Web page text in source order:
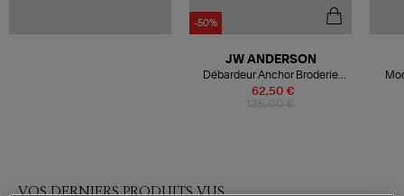
-50%
62,50 €
JW ANDERSON
Débardeur Anchor Broderie
Tank White
VOS DERNIERS PRODUITS VUS